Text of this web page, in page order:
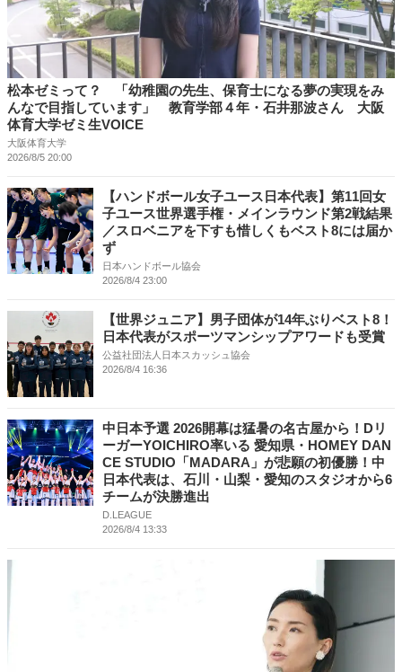
松本ゼミって？ 「幼稚園の先生、保育士になる夢の実現をみ
んなで目指しています」 教育学部４年・石井那波さん 大阪
体育大学ゼミ生VOICE
大阪体育大学
2026/8/5 20:00
【ハンドボール女子ユース日本代表】第11回女
子ユース世界選手権・メインラウンド第2戦結果
／スロベニアを下すも惜しくもベスト8には届か
ず
日本ハンドボール協会
2026/8/4 23:00
【世界ジュニア】男子団体が14年ぶりベスト8！
日本代表がスポーツマンシップアワードも受賞
公益社団法人日本スカッシュ協会
2026/8/4 16:36
中日本予選 2026開幕は猛暑の名古屋から！Dリ
ーガーYOICHIRO率いる 愛知県・HOMEY DAN
CE STUDIO「MADARA」が悲願の初優勝！中
日本代表は、石川・山梨・愛知のスタジオから6
チームが決勝進出
D.LEAGUE
2026/8/4 13:33